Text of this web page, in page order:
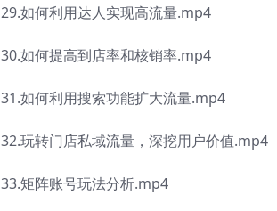
29.如何利用达人实现高流量.mp4
30.如何提高到店率和核销率.mp4
31.如何利用搜索功能扩大流量.mp4
32.玩转门店私域流量，深挖用户价值.mp4
33.矩阵账号玩法分析.mp4